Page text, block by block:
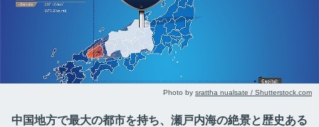
Photo by srattha nualsate / Shutterstock.com
中国地方で最大の都市を持ち、瀬戸内海の絶景と歴史ある